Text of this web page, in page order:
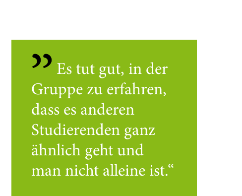
Es tut gut, in der
Gruppe zu erfahren,
dass es anderen
Studierenden ganz
ähnlich geht und
man nicht alleine ist.